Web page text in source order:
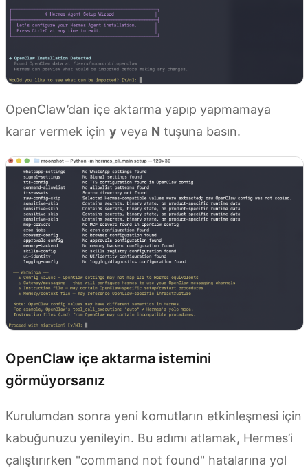
OpenClaw’dan içe aktarma yapıp yapmamaya
karar vermek için y veya N tuşuna basın.
OpenClaw içe aktarma istemini
görmüyorsanız
Kurulumdan sonra yeni komutların etkinleşmesi için
kabuğunuzu yenileyin. Bu adımı atlamak, Hermes’i
çalıştırırken "command not found" hatalarına yol